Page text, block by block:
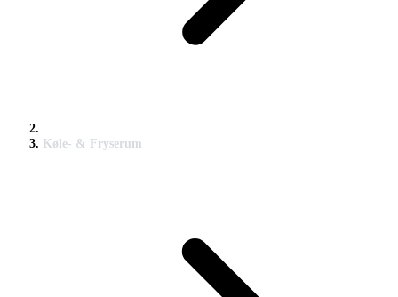
Køle- & Fryserum